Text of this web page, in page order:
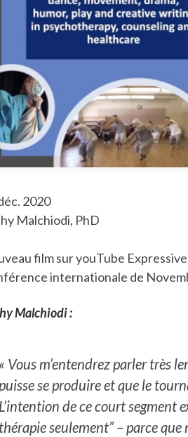
2020
Malchiodi, PhD
film sur youTube
internationale de
Malchiodi :
« Vous m’entendrez parler très
puisse se produire et que le
L’intention de ce court segment
thérapie seulement” – parce